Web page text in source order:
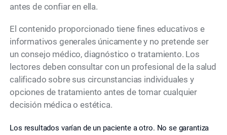
antes de confiar en ella.
El contenido proporcionado tiene fines educativos e
informativos generales únicamente y no pretende ser
un consejo médico, diagnóstico o tratamiento. Los
lectores deben consultar con un profesional de la salud
calificado sobre sus circunstancias individuales y
opciones de tratamiento antes de tomar cualquier
decisión médica o estética.
Los resultados varían de un paciente a otro. No se garantiza